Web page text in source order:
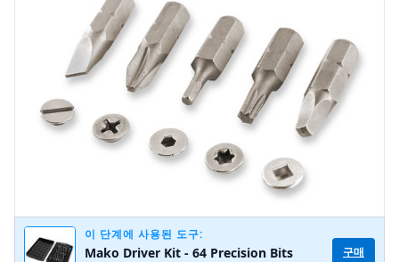
이 단계에 사용된 도구:
Mako Driver Kit - 64 Precision Bits 구매